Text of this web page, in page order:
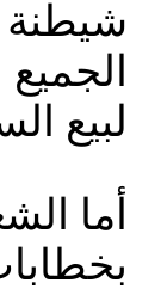
شيطنة
لبيع
أما